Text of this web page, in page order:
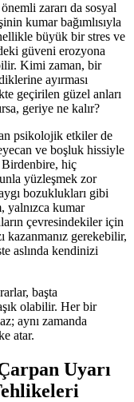
zararı da sosyal
kumar bağımlısıyla
büyük bir stres ve
güveni erozyona
Kimi zaman, bir
ayırması
geçirilen güzel anları
geriye ne kalır?
psikolojik etkiler de
ve boşluk hissiyle
Birdenbire, hiç
yüzleşmek zor
bozuklukları gibi
yalnızca kumar
çevresindekiler için
kazanmanız gerekebilir,
aslında kendinizi
başta
olabilir. Her bir
aynı zamanda
atar.
Uyarı